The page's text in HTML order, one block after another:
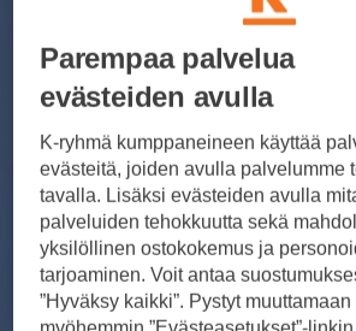
Parempaa palvelua
evästeiden avulla
K-ryhmä kumppaneineen käyttää
evästeitä, joiden avulla palvelumme
tavalla. Lisäksi evästeiden avulla
palveluiden tehokkuutta sekä
yksilöllinen ostokokemus ja
tarjoaminen. Voit antaa
”Hyväksy kaikki”. Pystyt